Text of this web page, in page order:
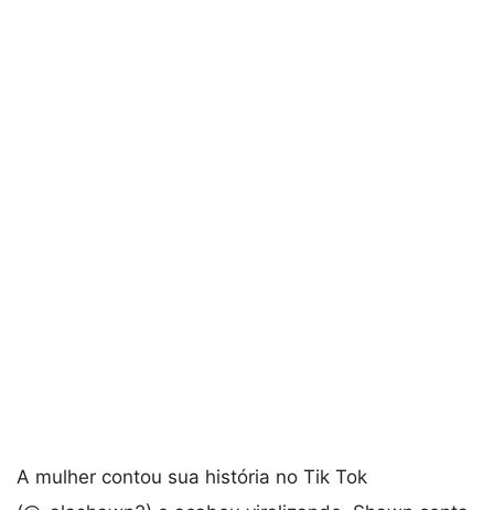
A mulher contou sua história no Tik Tok